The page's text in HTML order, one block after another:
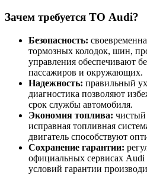
Зачем требуется ТО Audi?
Безопасность:
тормозных колодок, шин,
управления обеспечивают
пассажиров и окружающих.
Надежность: правильный
диагностика позволяют
срок службы автомобиля.
Экономия топлива:
исправная топливная
двигатель способствуют
Сохранение гарантии:
официальных сервисах
условий гарантии